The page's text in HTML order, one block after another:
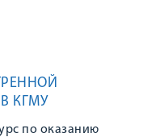
КГМУ
по оказанию